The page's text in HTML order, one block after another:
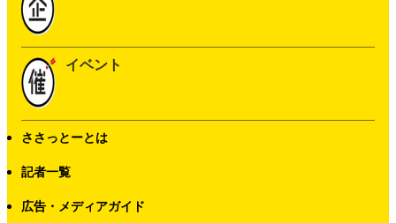
イベント
ささっとーとは
記者一覧
広告・メディアガイド